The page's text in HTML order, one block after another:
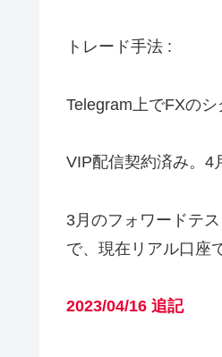
トレード手法 :
Telegram上でFXの
VIP配信契約済み。4
3月のフォワードテ
で、現在リアル口座
2023/04/16 追記